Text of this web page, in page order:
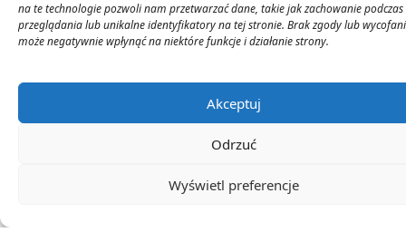
na te technologie pozwoli nam przetwarzać dane, takie jak zachowanie podczas
przeglądania lub unikalne identyfikatory na tej stronie. Brak zgody lub
może negatywnie wpłynąć na niektóre funkcje i działanie strony.
Akceptuj
Odrzuć
Wyświetl preferencje
Źródła:Zasiłek chorobowy. Od lipca obowiązują
nowe procedury w ZUS
0